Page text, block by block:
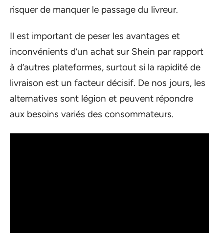
risquer de manquer le passage du livreur.
Il est important de peser les avantages et
inconvénients d’un achat sur Shein par rapport
à d’autres plateformes, surtout si la rapidité de
livraison est un facteur décisif. De nos jours, les
alternatives sont légion et peuvent répondre
aux besoins variés des consommateurs.